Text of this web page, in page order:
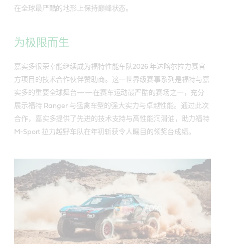
在全球最严酷的地形上保持巅峰状态。
为极限而生
嘉实多很荣幸能继续成为福特性能车队2026 年达喀尔拉力赛官
方项目的技术合作伙伴赞助商。这一世界级赛事系列是福特与嘉
实多的重要全球舞台——在赛车运动最严酷的赛场之一，充分
展示福特 Ranger 与猛禽车型的强大实力与卓越性能。通过此次
合作，嘉实多提供了先进的技术支持与高性能润滑油，助力福特
M-Sport 拉力越野车队在年初斩获令人瞩目的领奖台成绩。